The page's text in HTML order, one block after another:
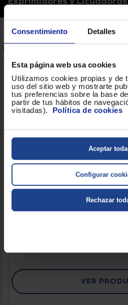
Consentimiento Detalles
Esta página web usa cookies
Utilizamos cookies propias y de
uso del sitio web y mostrarte
tus preferencias sobre la base
partir de tus hábitos de
visitadas). Política de cookies
Aceptar
Configurar
Rechazar
Braun
gran diversidad de pequeños
tostadoras,
PLANCHA BRAUN
Color : Negro / Cobre
VER